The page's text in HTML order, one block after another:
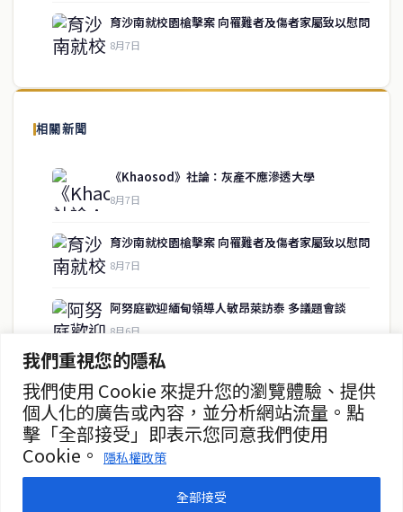
我們重視您的隱私
我們使用 Cookie 來提升您的瀏覽體驗、提供
個人化的廣告或內容，並分析網站流量。點
擊「全部接受」即表示您同意我們使用
Cookie。
隱私權政策
全部接受
育沙南就校園槍擊案 向罹難者及傷者家屬致以慰問
8月7日
相關新聞
《Khaosod》社論：灰產不應滲透大學
8月7日
育沙南就校園槍擊案 向罹難者及傷者家屬致以慰問
8月7日
阿努庭歡迎緬甸領導人敏昂萊訪泰 多議題會談
8月6日
中國未向柬提供武器 高度重視中泰關係
8月6日
總理府闢謠 呼籲各部長安心履職
8月6日
關於我們
泰國中文新聞（TCN）是一家總部設於曼谷的中文新聞媒體，致力於
供即時、客觀、多元的中文新聞內容。
房地產
聯絡資訊
歡迎來信洽詢合作事宜
或提供新聞線索
service@thaichinesenews.com